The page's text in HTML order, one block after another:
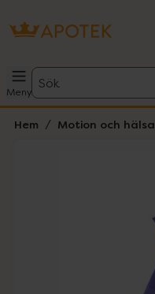
Meny
Sök
Hem Motion och hälsa